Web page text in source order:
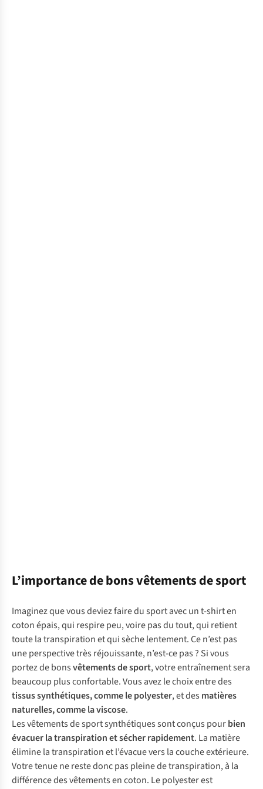
L’importance de bons vêtements de sport
Imaginez que vous deviez faire du sport avec un t-shirt en
coton épais, qui respire peu, voire pas du tout, qui retient
toute la transpiration et qui sèche lentement. Ce n’est pas
une perspective très réjouissante, n’est-ce pas ? Si vous
portez de bonsvêtements de sport, votre entraînement sera
beaucoup plus confortable. Vous avez le choix entre des
tissus synthétiques, comme le polyester, et des matières
naturelles, comme la viscose.
Les vêtements de sport synthétiques sont conçus pourbien
évacuer la transpiration et sécher rapidement. La matière
élimine la transpiration et l’évacue vers la couche extérieure.
Votre tenue ne reste donc pas pleine de transpiration, à la
différence des vêtements en coton. Le polyester est